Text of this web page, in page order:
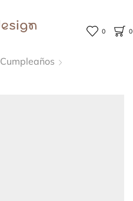
0 0
Cumpleaños